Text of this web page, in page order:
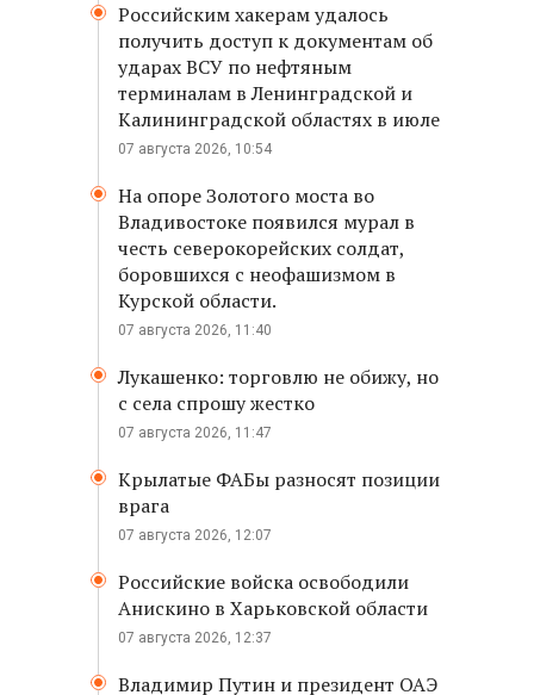
Российским хакерам удалось
получить доступ к документам об
ударах ВСУ по нефтяным
терминалам в Ленинградской и
Калининградской областях в июле
07 августа 2026, 10:54
На опоре Золотого моста во
Владивостоке появился мурал в
честь северокорейских солдат,
боровшихся с неофашизмом в
Курской области.
07 августа 2026, 11:40
Лукашенко: торговлю не обижу, но
с села спрошу жестко
07 августа 2026, 11:47
Крылатые ФАБы разносят позиции
врага
07 августа 2026, 12:07
Российские войска освободили
Анискино в Харьковской области
07 августа 2026, 12:37
Владимир Путин и президент ОАЭ